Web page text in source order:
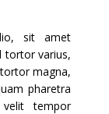
sit amet
tortor varius,
magna,
pharetra
velit tempor